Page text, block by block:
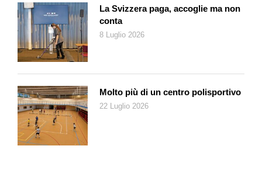
La Svizzera paga, accoglie ma non
conta
8 Luglio 2026
Molto più di un centro polisportivo
22 Luglio 2026